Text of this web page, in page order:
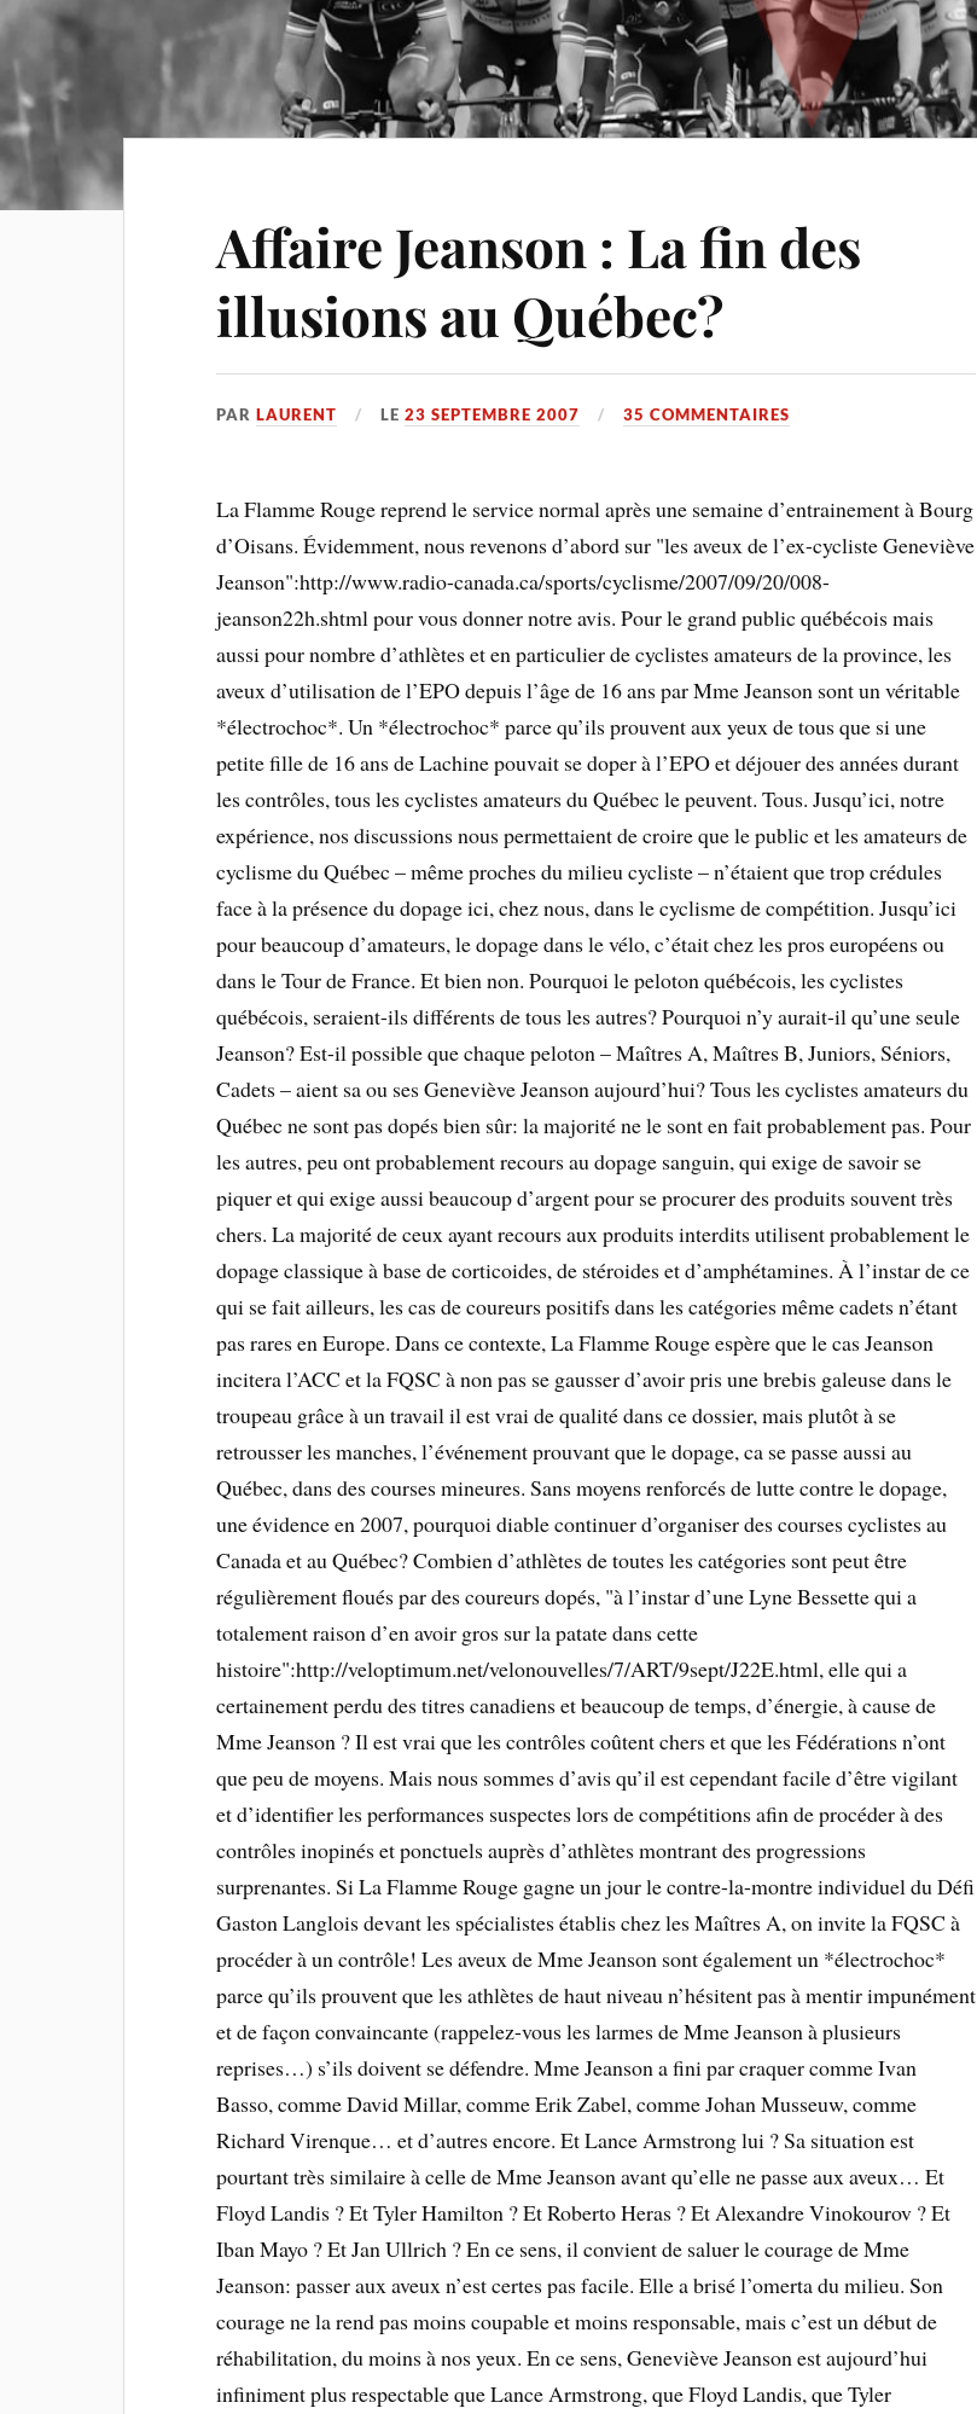
Affaire Jeanson : La fin des
illusions au Québec?
PARLAURENT LE23 SEPTEMBRE 2007 35 COMMENTAIRES
La Flamme Rouge reprend le service normal après une semaine d’entrainement à Bourg
d’Oisans. Évidemment, nous revenons d’abord sur "les aveux de l’ex-cycliste Geneviève
Jeanson":http://www.radio-canada.ca/sports/cyclisme/2007/09/20/008-
jeanson22h.shtml pour vous donner notre avis. Pour le grand public québécois mais
aussi pour nombre d’athlètes et en particulier de cyclistes amateurs de la province, les
aveux d’utilisation de l’EPO depuis l’âge de 16 ans par Mme Jeanson sont un véritable
*électrochoc*. Un *électrochoc* parce qu’ils prouvent aux yeux de tous que si une
petite fille de 16 ans de Lachine pouvait se doper à l’EPO et déjouer des années durant
les contrôles, tous les cyclistes amateurs du Québec le peuvent. Tous. Jusqu’ici, notre
expérience, nos discussions nous permettaient de croire que le public et les amateurs de
cyclisme du Québec – même proches du milieu cycliste – n’étaient que trop crédules
face à la présence du dopage ici, chez nous, dans le cyclisme de compétition. Jusqu’ici
pour beaucoup d’amateurs, le dopage dans le vélo, c’était chez les pros européens ou
dans le Tour de France. Et bien non. Pourquoi le peloton québécois, les cyclistes
québécois, seraient-ils différents de tous les autres? Pourquoi n’y aurait-il qu’une seule
Jeanson? Est-il possible que chaque peloton – Maîtres A, Maîtres B, Juniors, Séniors,
Cadets – aient sa ou ses Geneviève Jeanson aujourd’hui? Tous les cyclistes amateurs du
Québec ne sont pas dopés bien sûr: la majorité ne le sont en fait probablement pas. Pour
les autres, peu ont probablement recours au dopage sanguin, qui exige de savoir se
piquer et qui exige aussi beaucoup d’argent pour se procurer des produits souvent très
chers. La majorité de ceux ayant recours aux produits interdits utilisent probablement le
dopage classique à base de corticoides, de stéroides et d’amphétamines. À l’instar de ce
qui se fait ailleurs, les cas de coureurs positifs dans les catégories même cadets n’étant
pas rares en Europe. Dans ce contexte, La Flamme Rouge espère que le cas Jeanson
incitera l’ACC et la FQSC à non pas se gausser d’avoir pris une brebis galeuse dans le
troupeau grâce à un travail il est vrai de qualité dans ce dossier, mais plutôt à se
retrousser les manches, l’événement prouvant que le dopage, ca se passe aussi au
Québec, dans des courses mineures. Sans moyens renforcés de lutte contre le dopage,
une évidence en 2007, pourquoi diable continuer d’organiser des courses cyclistes au
Canada et au Québec? Combien d’athlètes de toutes les catégories sont peut être
régulièrement floués par des coureurs dopés, "à l’instar d’une Lyne Bessette qui a
totalement raison d’en avoir gros sur la patate dans cette
histoire":http://veloptimum.net/velonouvelles/7/ART/9sept/J22E.html, elle qui a
certainement perdu des titres canadiens et beaucoup de temps, d’énergie, à cause de
Mme Jeanson ? Il est vrai que les contrôles coûtent chers et que les Fédérations n’ont
que peu de moyens. Mais nous sommes d’avis qu’il est cependant facile d’être vigilant
et d’identifier les performances suspectes lors de compétitions afin de procéder à des
contrôles inopinés et ponctuels auprès d’athlètes montrant des progressions
surprenantes. Si La Flamme Rouge gagne un jour le contre-la-montre individuel du Défi
Gaston Langlois devant les spécialistes établis chez les Maîtres A, on invite la FQSC à
procéder à un contrôle! Les aveux de Mme Jeanson sont également un *électrochoc*
parce qu’ils prouvent que les athlètes de haut niveau n’hésitent pas à mentir impunément
et de façon convaincante (rappelez-vous les larmes de Mme Jeanson à plusieurs
reprises…) s’ils doivent se défendre. Mme Jeanson a fini par craquer comme Ivan
Basso, comme David Millar, comme Erik Zabel, comme Johan Musseuw, comme
Richard Virenque… et d’autres encore. Et Lance Armstrong lui ? Sa situation est
pourtant très similaire à celle de Mme Jeanson avant qu’elle ne passe aux aveux… Et
Floyd Landis ? Et Tyler Hamilton ? Et Roberto Heras ? Et Alexandre Vinokourov ? Et
Iban Mayo ? Et Jan Ullrich ? En ce sens, il convient de saluer le courage de Mme
Jeanson: passer aux aveux n’est certes pas facile. Elle a brisé l’omerta du milieu. Son
courage ne la rend pas moins coupable et moins responsable, mais c’est un début de
réhabilitation, du moins à nos yeux. En ce sens, Geneviève Jeanson est aujourd’hui
infiniment plus respectable que Lance Armstrong, que Floyd Landis, que Tyler